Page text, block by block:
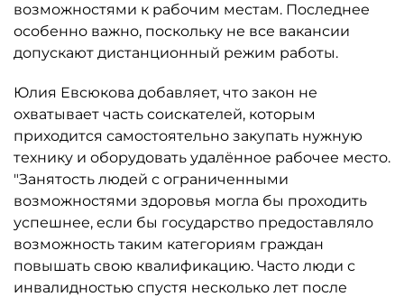
возможностями к рабочим местам. Последнее
особенно важно, поскольку не все вакансии
допускают дистанционный режим работы.
Юлия Евсюкова добавляет, что закон не
охватывает часть соискателей, которым
приходится самостоятельно закупать нужную
технику и оборудовать удалённое рабочее место.
"Занятость людей с ограниченными
возможностями здоровья могла бы проходить
успешнее, если бы государство предоставляло
возможность таким категориям граждан
повышать свою квалификацию. Часто люди с
инвалидностью спустя несколько лет после